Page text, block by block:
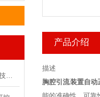
产品介绍
描述
胸腔引流装置自